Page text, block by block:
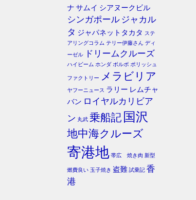
ナ サムイ シアヌークビル
シンガポール ジャカル
タ ジャパネットタカタ ステ
アリングコラム テリー伊藤さん ディ
ーゼル
ドリームクルーズ
ハイビーム ホンダ ボルボ ポリッシュ
ファクトリー メラビリア
ヤフーニュース ラリー レムチャ
バン ロイヤルカリビア
ン 丸武 乗船記 国沢
地中海クルーズ
寄港地 帯広 焼き肉 新型
燃費良い 玉子焼き 盗難 試乗記 香
港